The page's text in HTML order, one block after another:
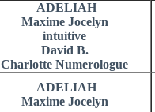
ADELIAH
Maxime Jocelyn
intuitive
David B.
Charlotte Numerologue
ADELIAH
Maxime Jocelyn